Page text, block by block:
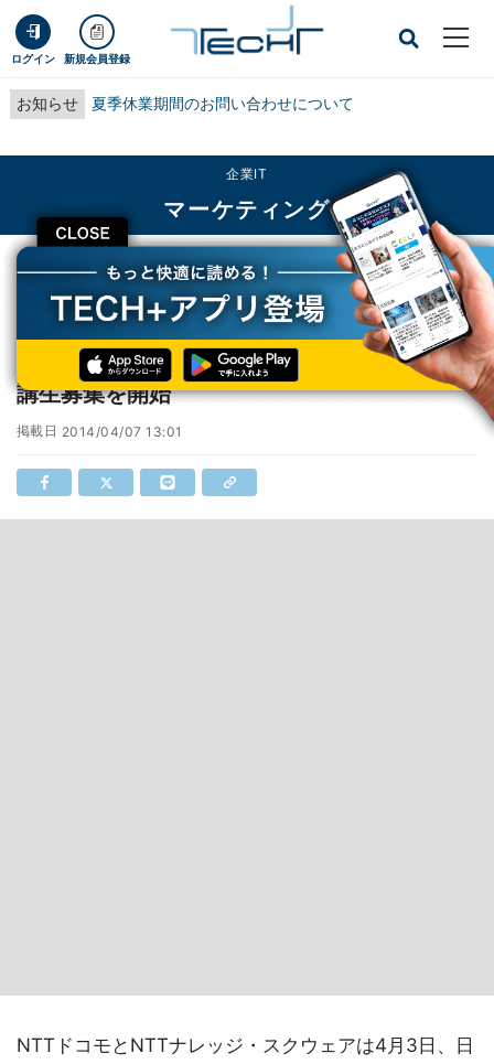
ログイン 新規会員登録
お知らせ 夏季休業期間のお問い合わせについて
CLOSE
企業IT
マーケティング
TECH+ 企業IT
マーケティング
公開オンライン講座「gacco」、新講座の受講生募集を開始
公開オンライン講座「gacco」、新講座の受
講生募集を開始
掲載日 2014/04/07 13:01
NTTドコモとNTTナレッジ・スクウェアは4月3日、日